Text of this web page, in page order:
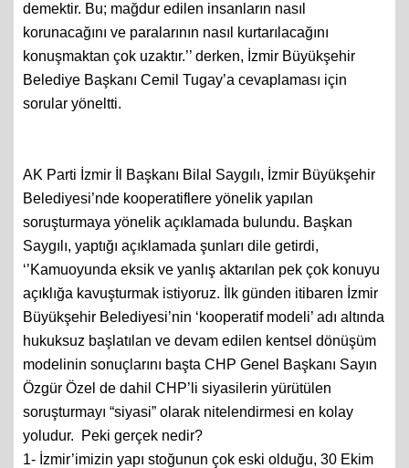
demektir. Bu; mağdur edilen insanların nasıl
korunacağını ve paralarının nasıl kurtarılacağını
konuşmaktan çok uzaktır.’’ derken, İzmir Büyükşehir
Belediye Başkanı Cemil Tugay’a cevaplaması için
sorular yöneltti.
AK Parti İzmir İl Başkanı Bilal Saygılı, İzmir Büyükşehir
Belediyesi’nde kooperatiflere yönelik yapılan
soruşturmaya yönelik açıklamada bulundu. Başkan
Saygılı, yaptığı açıklamada şunları dile getirdi,
‘’Kamuoyunda eksik ve yanlış aktarılan pek çok konuyu
açıklığa kavuşturmak istiyoruz. İlk günden itibaren İzmir
Büyükşehir Belediyesi’nin ‘kooperatif modeli’ adı altında
hukuksuz başlatılan ve devam edilen kentsel dönüşüm
modelinin sonuçlarını başta CHP Genel Başkanı Sayın
Özgür Özel de dahil CHP’li siyasilerin yürütülen
soruşturmayı “siyasi” olarak nitelendirmesi en kolay
yoludur. Peki gerçek nedir?
1- İzmir’imizin yapı stoğunun çok eski olduğu, 30 Ekim